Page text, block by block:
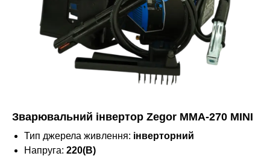
Зварювальний інвертор Zegor MMA-270 MINI
Тип джерела живлення: інверторний
Напруга: 220(В)